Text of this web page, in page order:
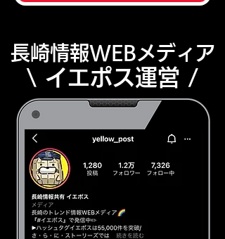
​長崎情報WEBメディア
\ イエポス運営 /